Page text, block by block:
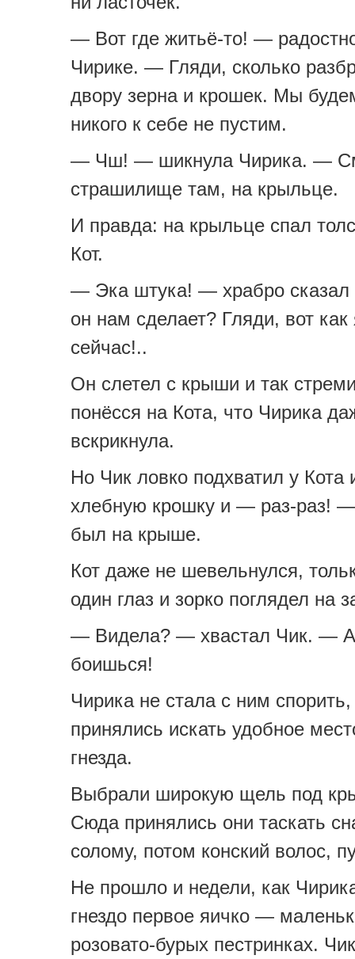
— Вот где житьё-то! —
Чирике. — Гляди, сколько
двору зерна и крошек. Мы
никого к себе не пустим.
— Чш! — шикнула Чирика. —
страшилище там, на крыльце.
И правда: на крыльце спал
Кот.
— Эка штука! — храбро
он нам сделает? Гляди, вот как
сейчас!..
Он слетел с крыши и так
понёсся на Кота, что Чирика
вскрикнула.
Но Чик ловко подхватил у Кота
хлебную крошку и — раз-раз!
был на крыше.
Кот даже не шевельнулся,
один глаз и зорко поглядел на
— Видела? — хвастал Чик. —
боишься!
Чирика не стала с ним
принялись искать удобное
гнезда.
Выбрали широкую щель под
Сюда принялись они таскать
солому, потом конский волос,
Не прошло и недели, как
гнездо первое яичко —
розовато-бурых пестринках.